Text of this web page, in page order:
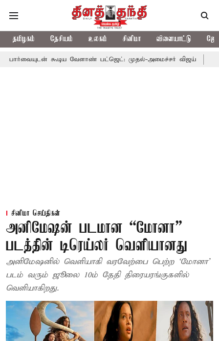
தமிழகம் தேசியம் உலகம் சினிமா விளையாட்டு
கூடிய வேளாண் பட்ஜெட்: முதல்-அமைச்சர் விஜய் தமிழக
சினிமா செய்திகள்
அனிமேஷன் படமான “மோனா”
படத்தின் டிரெய்லர் வெளியானது
அனிமேஷனில் வெளியாகி வரவேற்பை பெற்ற ‘மோனா’
படம் வரும் ஜூலை 10ம் தேதி திரையரங்குகளில்
வெளியாகிறது.